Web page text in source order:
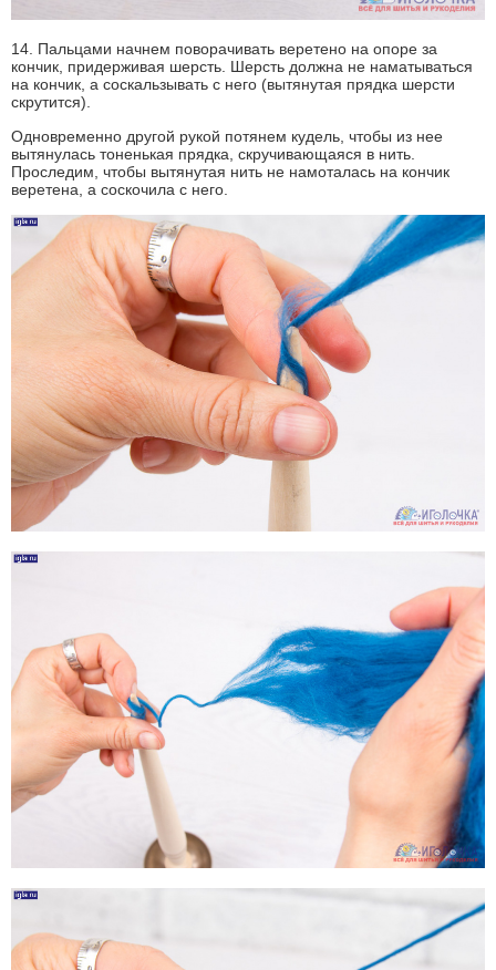
14. Пальцами начнем поворачивать веретено на опоре за
кончик, придерживая шерсть. Шерсть должна не наматываться
на кончик, а соскальзывать с него (вытянутая прядка шерсти
скрутится).
Одновременно другой рукой потянем кудель, чтобы из нее
вытянулась тоненькая прядка, скручивающаяся в нить.
Проследим, чтобы вытянутая нить не намоталась на кончик
веретена, а соскочила с него.